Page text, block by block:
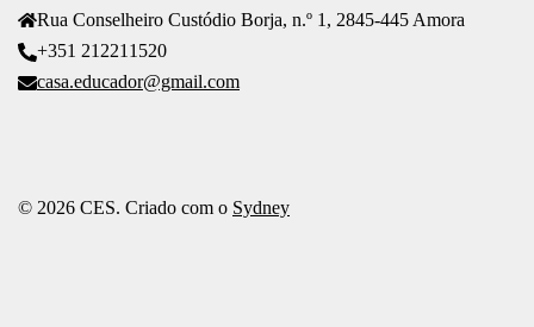
Rua Conselheiro Custódio Borja, n.º 1, 2845-445 Amora
+351 212211520
casa.educador@gmail.com
© 2026 CES. Criado com o Sydney